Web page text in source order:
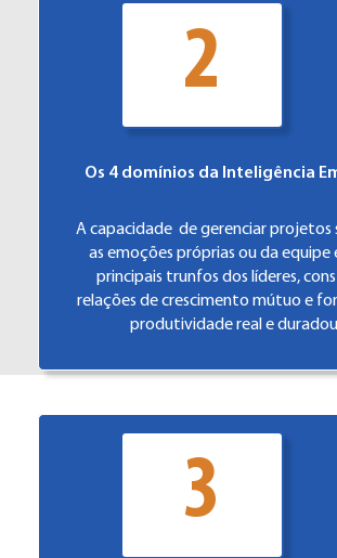
2
Os 4 domínios da Inteligência
A capacidade de gerenciar projetos
as emoções próprias ou da equipe
principais trunfos dos líderes,
relações de crescimento mútuo e
produtividade real e
3